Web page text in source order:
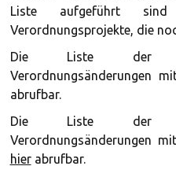
Liste aufgeführt
Verordnungsprojekte, die
Die Liste der
Verordnungsänderungen
abrufbar.
Die Liste der
Verordnungsänderungen
hierabrufbar.